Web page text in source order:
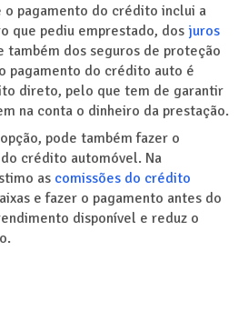
o pagamento do crédito inclui a
que pediu emprestado, dos juros
também dos seguros de proteção
pagamento do crédito auto é
direto, pelo que tem de garantir
na conta o dinheiro da prestação.
pode também fazer o
crédito automóvel. Na
as comissões do crédito
e fazer o pagamento antes do
disponível e reduz o